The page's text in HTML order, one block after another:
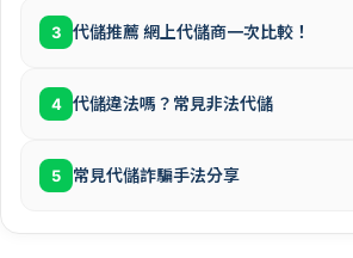
3 代儲推薦 網上代儲商一次比較！
4 代儲違法嗎？常見非法代儲
5 常見代儲詐騙手法分享